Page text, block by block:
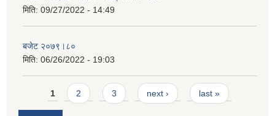
मिति: 09/27/2022 - 14:49
बजेट २०७९।८०
मिति: 06/26/2022 - 19:03
Pages
1 2 3 next › last »